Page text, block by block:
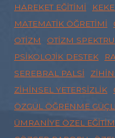
HAREKET EĞITIMI
MATEMATIK ÖĞRETIMI
OTIZM
OTIZM
PSIKOLOJIK DESTEK
SEREBRAL PALSI
ZIHINSEL YETERSIZLIK
ÖZGÜL ÖĞRENME
ÜMRANIYE ÖZEL EĞITIM